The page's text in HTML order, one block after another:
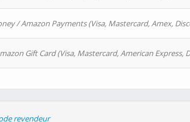
/ Amazon Payments (Visa, Mastercard, Amex,
Gift Card (Visa, Mastercard, American Express,
revendeur